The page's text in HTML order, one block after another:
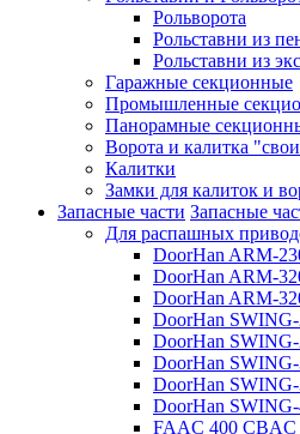
Рольворота
Рольставни из
Рольставни из
Гаражные секционные
Промышленные
Панорамные
Ворота и калитка
Калитки
Замки для калиток и
Запасные части Запасные
Для распашных
DoorHan ARM-
DoorHan ARM-
DoorHan ARM-
DoorHan
DoorHan
DoorHan
DoorHan
DoorHan
FAAC 400 CBAC